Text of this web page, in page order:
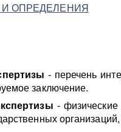
ОПРЕДЕЛЕНИЯ
- перечень
заключение.
- физические